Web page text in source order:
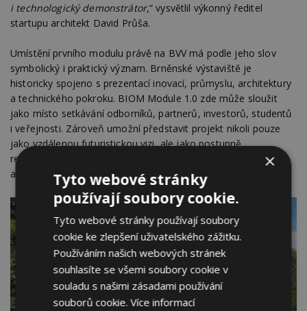
i technologický demonstrátor,“ vysvětlil výkonný ředitel
startupu architekt David Průša.
Umístění prvního modulu právě na BVV má podle jeho slov
symbolický i praktický význam. Brněnské výstaviště je
historicky spojeno s prezentací inovací, průmyslu, architektury
a technického pokroku. BIOM Module 1.0 zde může sloužit
jako místo setkávání odborníků, partnerů, investorů, studentů
i veřejnosti. Zároveň umožní představit projekt nikoli pouze
jako vzdálenou futuristickou vizi, ale jako postupně
realizovatelný systém, který lze dále rozvíjet, testovat
a přizpůsobovat reálným podmínkám.
×
Tyto webové stránky
používají soubory cookie.
Tyto webové stránky používají soubory
cookie ke zlepšení uživatelského zážitku.
Používáním našich webových stránek
souhlasíte se všemi soubory cookie v
souladu s našimi zásadami používání
souborů cookie.Více informací